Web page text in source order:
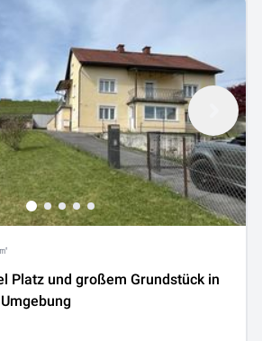
Platz und großem Grundstück in